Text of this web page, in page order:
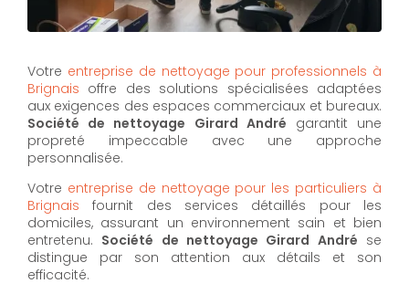
Votre entreprise de nettoyage pour professionnels à
Brignais offre des solutions spécialisées adaptées
aux exigences des espaces commerciaux et bureaux.
Société de nettoyage Girard André garantit une
propreté impeccable avec une approche
personnalisée.
Votre entreprise de nettoyage pour les particuliers à
Brignais fournit des services détaillés pour les
domiciles, assurant un environnement sain et bien
entretenu. Société de nettoyage Girard André se
distingue par son attention aux détails et son
efficacité.